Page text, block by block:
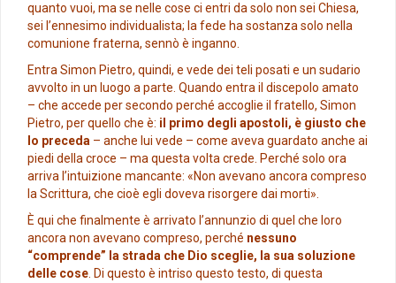
quanto vuoi, ma se nelle cose ci entri da solo non sei Chiesa,
sei l’ennesimo individualista; la fede ha sostanza solo nella
comunione fraterna, sennò è inganno.
Entra Simon Pietro, quindi, e vede dei teli posati e un sudario
avvolto in un luogo a parte. Quando entra il discepolo amato
– che accede per secondo perché accoglie il fratello, Simon
Pietro, per quello che è: il primo degli apostoli, è giusto che
lo preceda – anche lui vede – come aveva guardato anche ai
piedi della croce – ma questa volta crede. Perché solo ora
arriva l’intuizione mancante: «Non avevano ancora compreso
la Scrittura, che cioè egli doveva risorgere dai morti».
È qui che finalmente è arrivato l’annunzio di quel che loro
ancora non avevano compreso, perché nessuno
“comprende” la strada che Dio sceglie, la sua soluzione
delle cose . Di questo è intriso questo testo, di questa